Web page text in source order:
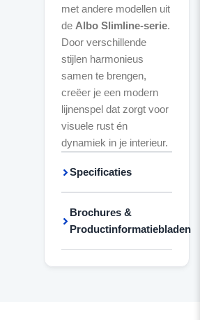
met andere modellen uit
de Albo Slimline-serie.
Door verschillende
stijlen harmonieus
samen te brengen,
creëer je een modern
lijnenspel dat zorgt voor
visuele rust én
dynamiek in je interieur.
Specificaties
Brochures &
Productinformatiebladen